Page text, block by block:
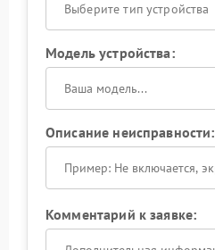
Выберите тип устройства
Модель устройства:
Описание неисправности:
Комментарий к заявке: